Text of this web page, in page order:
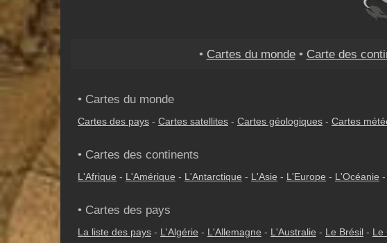
• Cartes du monde• Carte des
• Cartes du monde
Cartes des pays - Cartes satellites - Cartes géologiques - Cartes
• Cartes des continents
L'Afrique - L'Amérique - L'Antarctique - L'Asie - L'Europe - L'Océanie -
• Cartes des pays
La liste des pays - L'Algérie - L'Allemagne - L'Australie - Le Brésil - Le